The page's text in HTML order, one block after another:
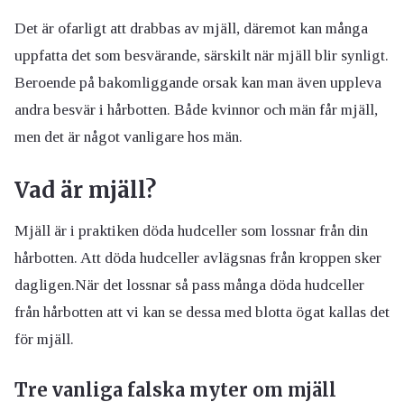
Det är ofarligt att drabbas av mjäll, däremot kan många
uppfatta det som besvärande, särskilt när mjäll blir synligt.
Beroende på bakomliggande orsak kan man även uppleva
andra besvär i hårbotten. Både kvinnor och män får mjäll,
men det är något vanligare hos män.
Vad är mjäll?
Mjäll är i praktiken döda hudceller som lossnar från din
hårbotten. Att döda hudceller avlägsnas från kroppen sker
dagligen.När det lossnar så pass många döda hudceller
från hårbotten att vi kan se dessa med blotta ögat kallas det
för mjäll.
Tre vanliga falska myter om mjäll